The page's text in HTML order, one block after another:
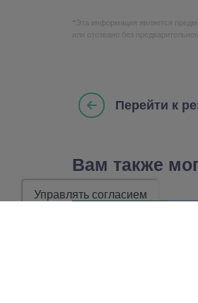
*Эта информация является
или отозвано без
Перейти к
Вам также
Управлять согласием